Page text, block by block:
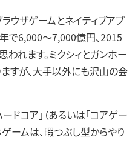
ウザゲームとネイティブアプ
で6,000～7,000億円、2015
れます。ミクシィとガンホー
すが、大手以外にも沢山の会
ドコア」（あるいは「コアゲー
ゲームは、暇つぶし型からやり